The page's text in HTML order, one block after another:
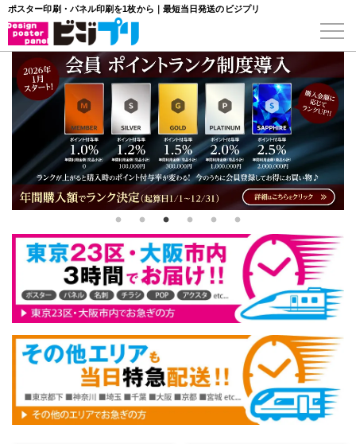
ポスター印刷・パネル印刷を1枚から｜最短当日発送のビジプリ